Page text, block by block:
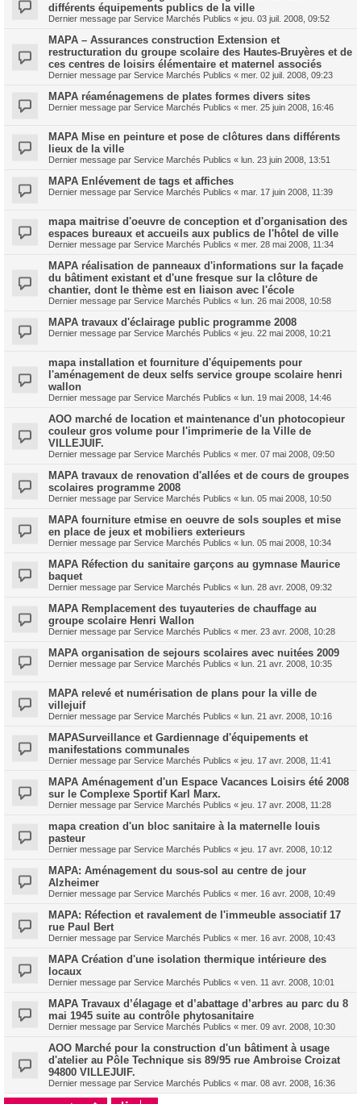
différents équipements publics de la ville
Dernier message par Service Marchés Publics « jeu. 03 juil. 2008, 09:52
MAPA – Assurances construction Extension et
restructuration du groupe scolaire des Hautes-Bruyères et de
ces centres de loisirs élémentaire et maternel associés
Dernier message par Service Marchés Publics « mer. 02 juil. 2008, 09:23
MAPA réaménagemens de plates formes divers sites
Dernier message par Service Marchés Publics « mer. 25 juin 2008, 16:46
MAPA Mise en peinture et pose de clôtures dans différents
lieux de la ville
Dernier message par Service Marchés Publics « lun. 23 juin 2008, 13:51
MAPA Enlévement de tags et affiches
Dernier message par Service Marchés Publics « mar. 17 juin 2008, 11:39
mapa maitrise d'oeuvre de conception et d'organisation des
espaces bureaux et accueils aux publics de l'hôtel de ville
Dernier message par Service Marchés Publics « mer. 28 mai 2008, 11:34
MAPA réalisation de panneaux d'informations sur la façade
du bâtiment existant et d'une fresque sur la clôture de
chantier, dont le thème est en liaison avec l'école
Dernier message par Service Marchés Publics « lun. 26 mai 2008, 10:58
MAPA travaux d'éclairage public programme 2008
Dernier message par Service Marchés Publics « jeu. 22 mai 2008, 10:21
mapa installation et fourniture d'équipements pour
l'aménagement de deux selfs service groupe scolaire henri
wallon
Dernier message par Service Marchés Publics « lun. 19 mai 2008, 14:46
AOO marché de location et maintenance d'un photocopieur
couleur gros volume pour l'imprimerie de la Ville de
VILLEJUIF.
Dernier message par Service Marchés Publics « mer. 07 mai 2008, 09:50
MAPA travaux de renovation d'allées et de cours de groupes
scolaires programme 2008
Dernier message par Service Marchés Publics « lun. 05 mai 2008, 10:50
MAPA fourniture etmise en oeuvre de sols souples et mise
en place de jeux et mobiliers exterieurs
Dernier message par Service Marchés Publics « lun. 05 mai 2008, 10:34
MAPA Réfection du sanitaire garçons au gymnase Maurice
baquet
Dernier message par Service Marchés Publics « lun. 28 avr. 2008, 09:32
MAPA Remplacement des tuyauteries de chauffage au
groupe scolaire Henri Wallon
Dernier message par Service Marchés Publics « mer. 23 avr. 2008, 10:28
MAPA organisation de sejours scolaires avec nuitées 2009
Dernier message par Service Marchés Publics « lun. 21 avr. 2008, 10:35
MAPA relevé et numérisation de plans pour la ville de
villejuif
Dernier message par Service Marchés Publics « lun. 21 avr. 2008, 10:16
MAPASurveillance et Gardiennage d'équipements et
manifestations communales
Dernier message par Service Marchés Publics « jeu. 17 avr. 2008, 11:41
MAPA Aménagement d'un Espace Vacances Loisirs été 2008
sur le Complexe Sportif Karl Marx.
Dernier message par Service Marchés Publics « jeu. 17 avr. 2008, 11:28
mapa creation d'un bloc sanitaire à la maternelle louis
pasteur
Dernier message par Service Marchés Publics « jeu. 17 avr. 2008, 10:12
MAPA: Aménagement du sous-sol au centre de jour
Alzheimer
Dernier message par Service Marchés Publics « mer. 16 avr. 2008, 10:49
MAPA: Réfection et ravalement de l'immeuble associatif 17
rue Paul Bert
Dernier message par Service Marchés Publics « mer. 16 avr. 2008, 10:43
MAPA Création d'une isolation thermique intérieure des
locaux
Dernier message par Service Marchés Publics « ven. 11 avr. 2008, 10:01
MAPA Travaux d’élagage et d’abattage d’arbres au parc du 8
mai 1945 suite au contrôle phytosanitaire
Dernier message par Service Marchés Publics « mer. 09 avr. 2008, 10:30
AOO Marché pour la construction d'un bâtiment à usage
d'atelier au Pôle Technique sis 89/95 rue Ambroise Croizat
94800 VILLEJUIF.
Dernier message par Service Marchés Publics « mar. 08 avr. 2008, 16:36